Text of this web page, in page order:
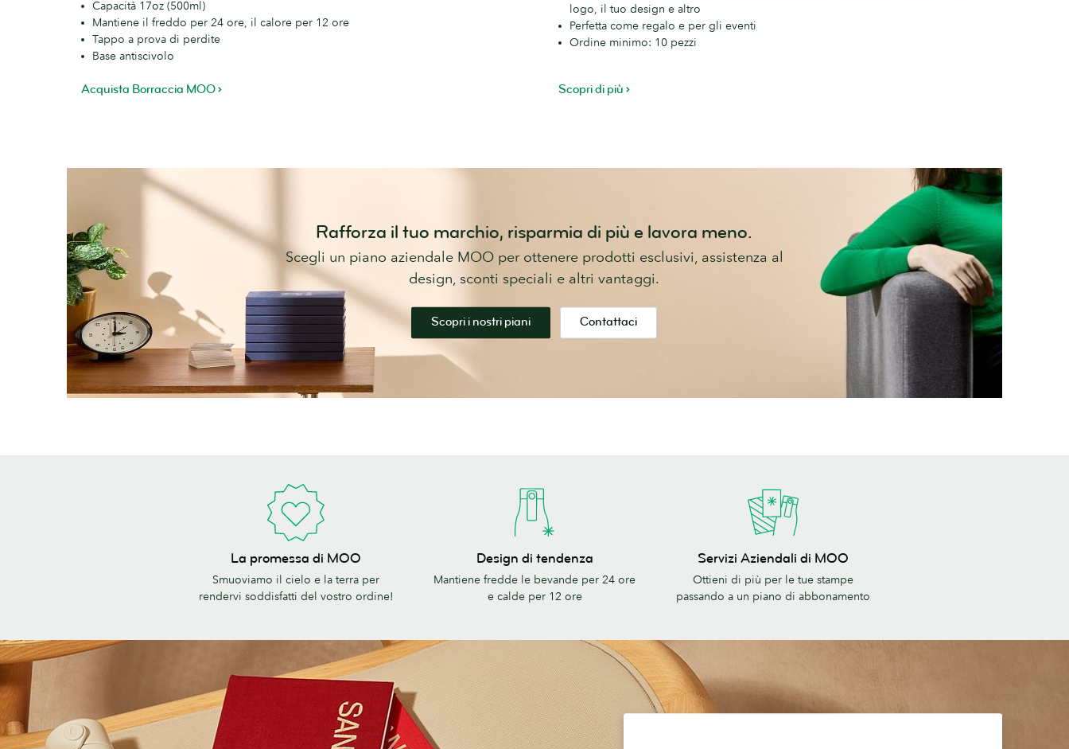
Capacità 17oz (500ml)
Mantiene il freddo per 24 ore, il calore per 12 ore
Tappo a prova di perdite
Base antiscivolo
Acquista Borraccia MOO
logo, il tuo design e altro
Perfetta come regalo e per gli eventi
Ordine minimo: 10 pezzi
Scopri di più
Rafforza il tuo marchio, risparmia di più e lavora meno.
Scegli un piano aziendale MOO per ottenere prodotti esclusivi, assistenza al
design, sconti speciali e altri vantaggi.
Scopri i nostri piani Contattaci
La promessa di MOO
Smuoviamo il cielo e la terra per
rendervi soddisfatti del vostro ordine!
tendenza
Design di tendenza
Mantiene fredde le bevande per 24 ore
e calde per 12 ore
Servizi
MOO
Servizi Aziendali di MOO
Ottieni di più per le tue stampe
passando a un piano di abbonamento